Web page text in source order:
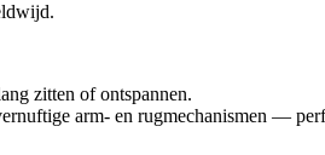
zitten of ontspannen.
arm- en rugmechanismen —